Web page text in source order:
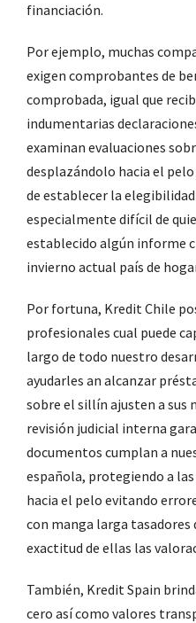
financiación.
Por ejemplo, muchas
exigen comprobantes de
comprobada, igual que
indumentarias
examinan evaluaciones
desplazándolo hacia el
de establecer la
especialmente difícil de
establecido algún informe
invierno actual país de
Por fortuna, Kredit Chile
profesionales cual puede
largo de todo nuestro
ayudarles an alcanzar
sobre el sillí­n ajusten a sus
revisión judicial interna
documentos cumplan a
española, protegiendo a
hacia el pelo evitando
con manga larga
exactitud de ellas las
También, Kredit Spain
cero así­ como valores